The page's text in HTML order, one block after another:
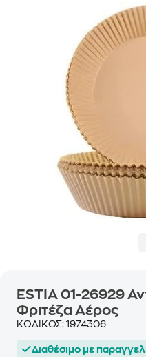
ESTIA 01-26929
Φριτέζα Αέρος
ΚΩΔΙΚΟΣ: 1974306
Διαθέσιμο με